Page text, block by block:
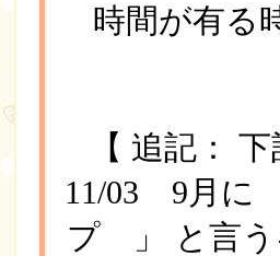
時間が有る
【 追記：
11/03 9月に
プ 」 と言う